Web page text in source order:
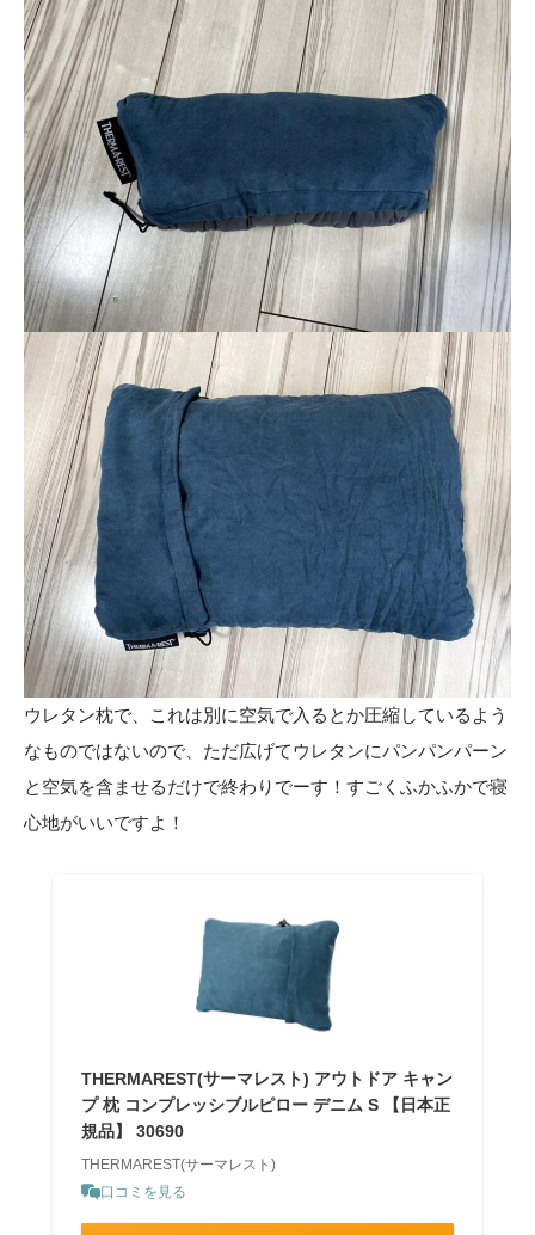
ウレタン枕で、これは別に空気で入るとか圧縮しているよう
なものではないので、ただ広げてウレタンにパンパンパーン
と空気を含ませるだけで終わりでーす！すごくふかふかで寝
心地がいいですよ！
THERMAREST(サーマレスト) アウトドア キャン
プ 枕 コンプレッシブルピロー デニム S 【日本正
規品】 30690
THERMAREST(サーマレスト)
口コミを見る